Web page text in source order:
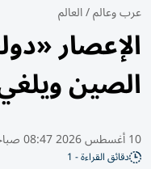
عرب وعالم/العالم
الإعصار
الصين ويلغي 388 رحلة
10 أغسطس 2026 08:47 صباحًا
دقائق القراءة - 1